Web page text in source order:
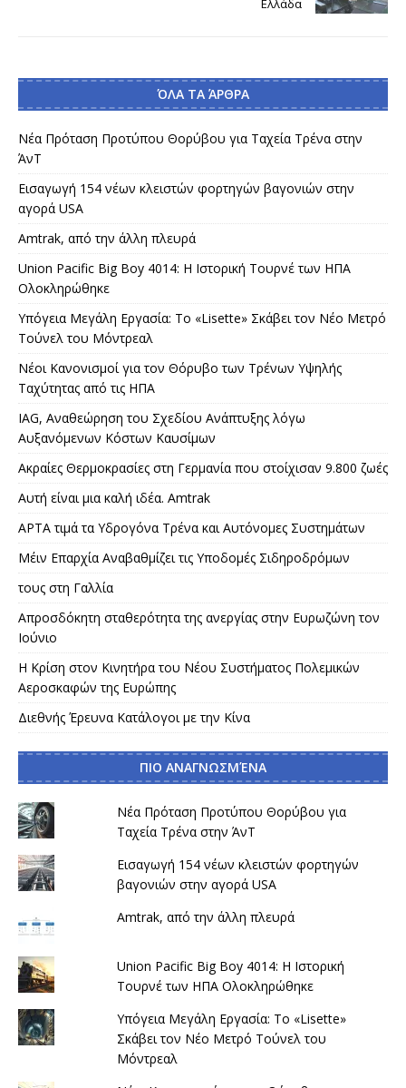
Ελλάδα
ΌΛΑ ΤΑ ΆΡΘΡΑ
Νέα Πρόταση Προτύπου Θορύβου για Ταχεία Τρένα στην
ΆνΤ
Εισαγωγή 154 νέων κλειστών φορτηγών βαγονιών στην
αγορά USA
Amtrak, από την άλλη πλευρά
Union Pacific Big Boy 4014: Η Ιστορική Τουρνέ των ΗΠΑ
Ολοκληρώθηκε
Υπόγεια Μεγάλη Εργασία: Το «Lisette» Σκάβει τον Νέο Μετρό
Τούνελ του Μόντρεαλ
Νέοι Κανονισμοί για τον Θόρυβο των Τρένων Υψηλής
Ταχύτητας από τις ΗΠΑ
IAG, Αναθεώρηση του Σχεδίου Ανάπτυξης λόγω
Αυξανόμενων Κόστων Καυσίμων
Ακραίες Θερμοκρασίες στη Γερμανία που στοίχισαν 9.800 ζωές
Αυτή είναι μια καλή ιδέα. Amtrak
APTA τιμά τα Υδρογόνα Τρένα και Αυτόνομες Συστημάτων
Μέιν Επαρχία Αναβαθμίζει τις Υποδομές Σιδηροδρόμων
τους στη Γαλλία
Απροσδόκητη σταθερότητα της ανεργίας στην Ευρωζώνη τον
Ιούνιο
Η Κρίση στον Κινητήρα του Νέου Συστήματος Πολεμικών
Αεροσκαφών της Ευρώπης
Διεθνής Έρευνα Κατάλογοι με την Κίνα
ΠΙΟ ΑΝΑΓΝΩΣΜΈΝΑ
Νέα Πρόταση Προτύπου Θορύβου για
Ταχεία Τρένα στην ΆνΤ
Εισαγωγή 154 νέων κλειστών φορτηγών
βαγονιών στην αγορά USA
Amtrak, από την άλλη πλευρά
Union Pacific Big Boy 4014: Η Ιστορική
Τουρνέ των ΗΠΑ Ολοκληρώθηκε
Υπόγεια Μεγάλη Εργασία: Το «Lisette»
Σκάβει τον Νέο Μετρό Τούνελ του
Μόντρεαλ